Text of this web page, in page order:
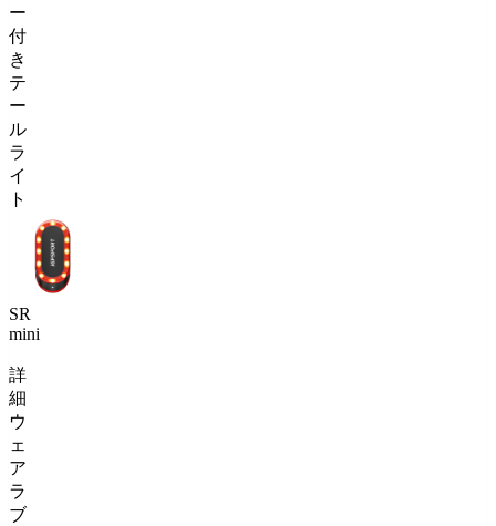
ー
付
き
テ
ー
ル
ラ
イ
ト
SR
mini
詳
細
ウ
ェ
ア
ラ
ブ